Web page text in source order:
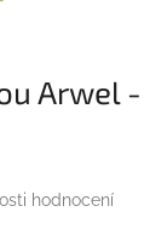
Arwel -
hodnocení